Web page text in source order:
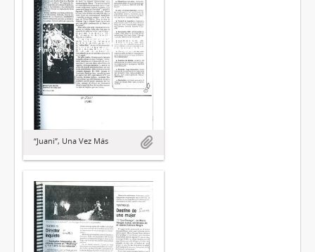
“Juani”, Una Vez Más